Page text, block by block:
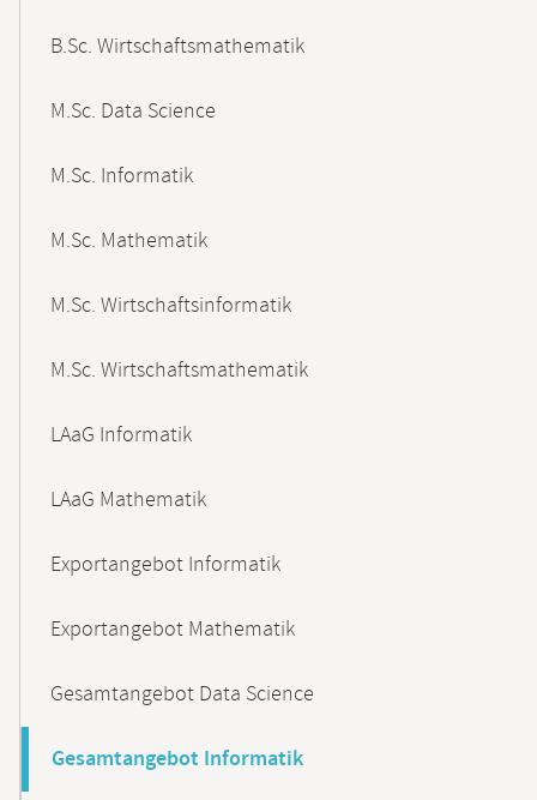
B.Sc. Wirtschaftsmathematik
M.Sc. Data Science
M.Sc. Informatik
M.Sc. Mathematik
M.Sc. Wirtschaftsinformatik
M.Sc. Wirtschaftsmathematik
LAaG Informatik
LAaG Mathematik
Exportangebot Informatik
Exportangebot Mathematik
Gesamtangebot Data Science
Gesamtangebot Informatik